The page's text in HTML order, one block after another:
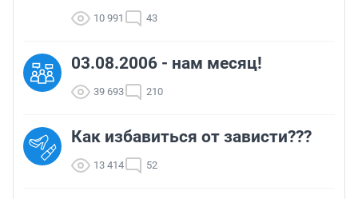
10 991 43
03.08.2006 - нам месяц!
39 693 210
Как избавиться от зависти???
13 414 52